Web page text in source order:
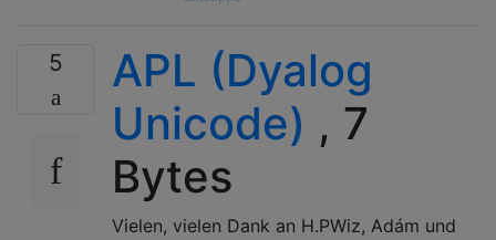
5
APL (Dyalog
Unicode) , 7
Bytes
Vielen, vielen Dank an H.PWiz, Adám und